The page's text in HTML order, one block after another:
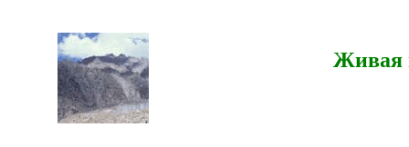
Живая